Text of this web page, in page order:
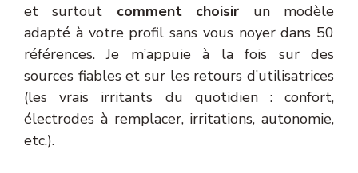
et surtout comment choisir un modèle
adapté à votre profil sans vous noyer dans 50
références. Je m’appuie à la fois sur des
sources fiables et sur les retours d’utilisatrices
(les vrais irritants du quotidien : confort,
électrodes à remplacer, irritations, autonomie,
etc.).